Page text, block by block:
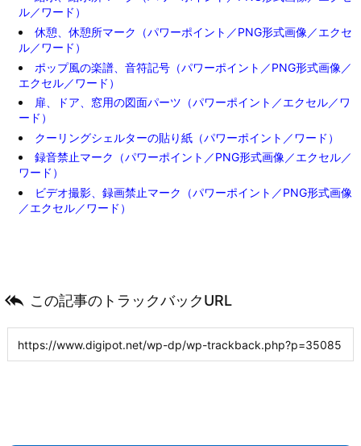
ル／ワード）
休憩、休憩所マーク（パワーポイント／PNG形式画像／エクセ
ル／ワード）
ポップ風の楽譜、音符記号（パワーポイント／PNG形式画像／
エクセル／ワード）
扉、ドア、窓用の図面パーツ（パワーポイント／エクセル／ワ
ード）
クーリングシェルターの貼り紙（パワーポイント／ワード）
録音禁止マーク（パワーポイント／PNG形式画像／エクセル／
ワード）
ビデオ撮影、録画禁止マーク（パワーポイント／PNG形式画像
／エクセル／ワード）
 この記事のトラックバックURL